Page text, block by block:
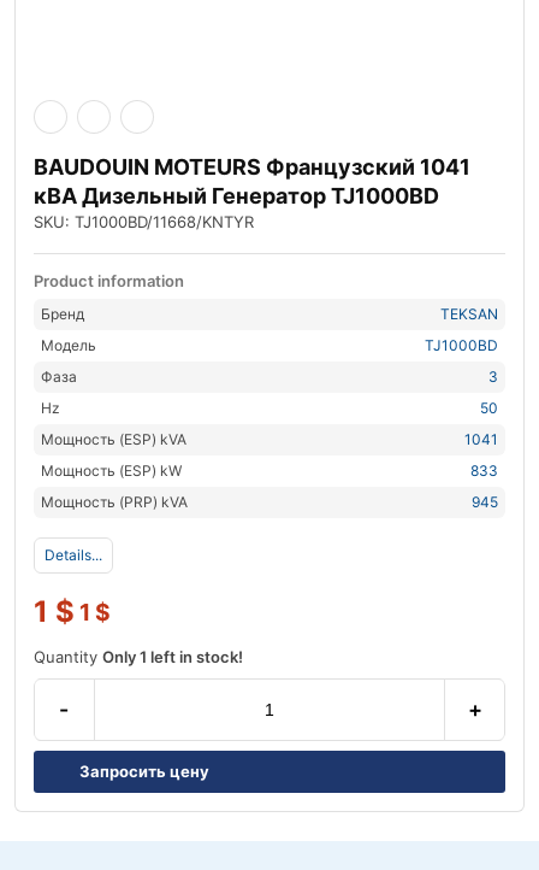
BAUDOUIN MOTEURS Французский 1041
кВА Дизельный Генератор TJ1000BD
SKU: TJ1000BD/11668/KNTYR
Product information
Бренд
TEKSAN
Модель
TJ1000BD
Фаза
3
Hz
50
Мощность (ESP) kVA
1041
Мощность (ESP) kW
833
Мощность (PRP) kVA
945
Details...
1 $ 1 $
Quantity Only 1 left in stock!
- +
Запросить цену